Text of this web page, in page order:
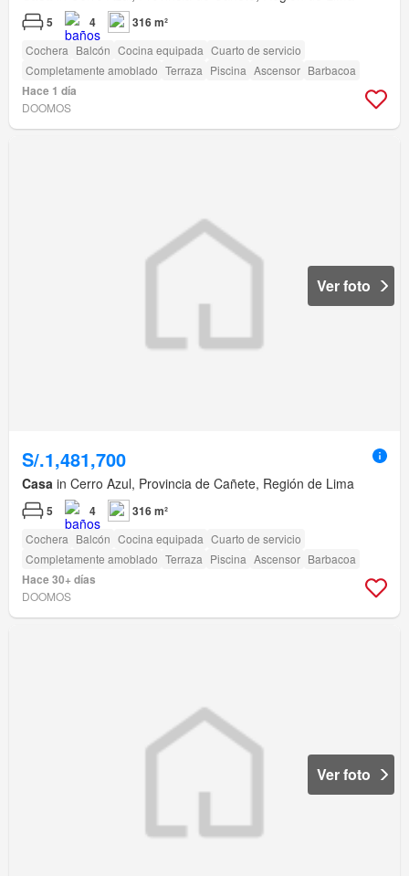
5 4 316 m²
Cochera Balcón Cocina equipada Cuarto de servicio
Completamente amoblado Terraza Piscina Ascensor Barbacoa
Hace 1 día
DOOMOS
Ver foto
S/.1,481,700
Casa in Cerro Azul, Provincia de Cañete, Región de Lima
5 4 316 m²
Cochera Balcón Cocina equipada Cuarto de servicio
Completamente amoblado Terraza Piscina Ascensor Barbacoa
Hace 30+ días
DOOMOS
Ver foto